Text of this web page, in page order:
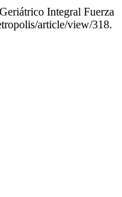
Integral Fuerza
article/view/318.